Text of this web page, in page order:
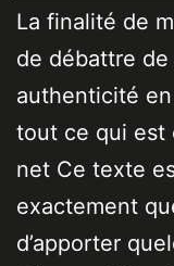
La finalité de
de débattre
authenticité
tout ce qui est
net Ce texte
exactement
d’apporter